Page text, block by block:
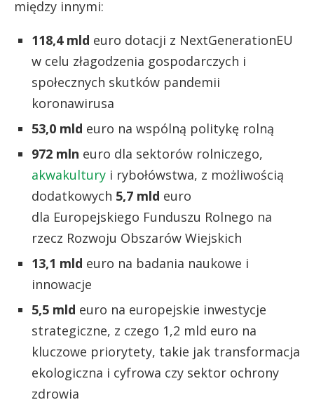
między innymi:
118,4 mld euro dotacji z NextGenerationEU
w celu złagodzenia gospodarczych i
społecznych skutków pandemii
koronawirusa
53,0 mld euro na wspólną politykę rolną
972 mln euro dla sektorów rolniczego,
akwakultury i rybołówstwa, z możliwością
dodatkowych 5,7 mld euro
dla Europejskiego Funduszu Rolnego na
rzecz Rozwoju Obszarów Wiejskich
13,1 mld euro na badania naukowe i
innowacje
5,5 mld euro na europejskie inwestycje
strategiczne, z czego 1,2 mld euro na
kluczowe priorytety, takie jak transformacja
ekologiczna i cyfrowa czy sektor ochrony
zdrowia